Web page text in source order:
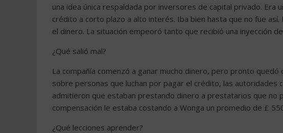
una idea única respaldada por inversores de capital privado.
crédito a corto plazo a alto interés. Iba bien hasta que no fue
el dinero. La situación empeoró tanto que recibió una inyección
¿Qué salió mal?
La compañía comenzó a ganar mucho dinero, pero pronto
sobre personas que luchan por pagar el crédito, las autoridades
admitieron que estaban prestando dinero a prestatarios que no
compensación le estaba costando a Wonga un promedio de £
¿Qué lecciones aprender?